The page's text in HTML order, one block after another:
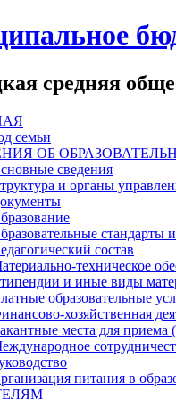
средняя
семьи
ОБ
сведения
и органы
стандарты
состав
техническое
и иные виды
образовательные
хозяйственная
места для приема
питания в